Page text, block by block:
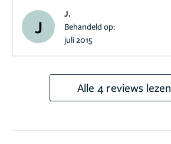
J
J.
Behandeld op:
juli 2015
Alle 4 reviews lezen